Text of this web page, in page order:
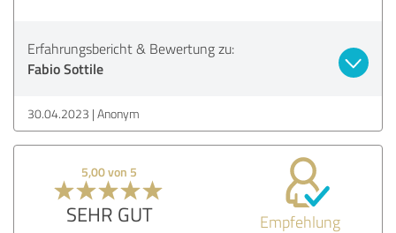
Erfahrungsbericht & Bewertung zu:
Fabio Sottile
30.04.2023 Anonym
5,00 von 5
SEHR GUT Empfehlung